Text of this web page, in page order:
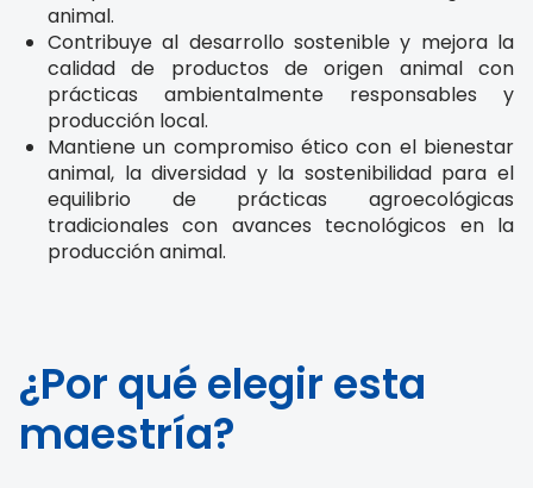
animal.
Contribuye al desarrollo sostenible y mejora la
calidad de productos de origen animal con
prácticas ambientalmente responsables y
producción local.
Mantiene un compromiso ético con el bienestar
animal, la diversidad y la sostenibilidad para el
equilibrio de prácticas agroecológicas
tradicionales con avances tecnológicos en la
producción animal.
¿Por qué elegir esta
maestría?